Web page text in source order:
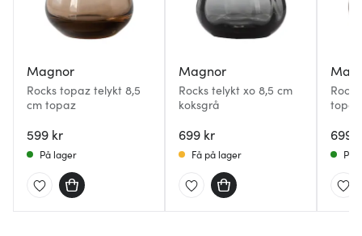
Magnor
Rocks topaz telykt 8,5
cm topaz
599 kr
På lager
Magnor
Rocks telykt xo 8,5 cm
koksgrå
699 kr
Få på lager
topaz
699
På